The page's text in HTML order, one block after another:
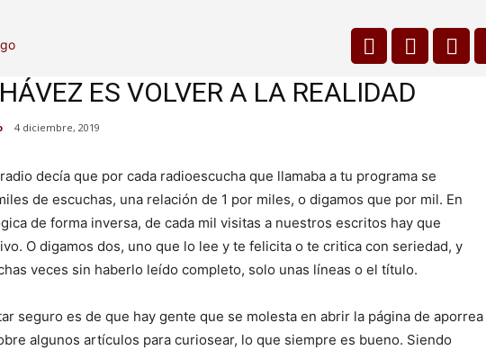
ES VOLVER A LA REALIDAD
4 diciembre, 2019
decía que por cada radioescucha que llamaba a tu programa se
de escuchas, una relación de 1 por miles, o digamos que por mil. En
de forma inversa, de cada mil visitas a nuestros escritos hay que
O digamos dos, uno que lo lee y te felicita o te critica con seriedad, y
veces sin haberlo leído completo, solo unas líneas o el título.
seguro es de que hay gente que se molesta en abrir la página de aporrea
algunos artículos para curiosear, lo que siempre es bueno. Siendo